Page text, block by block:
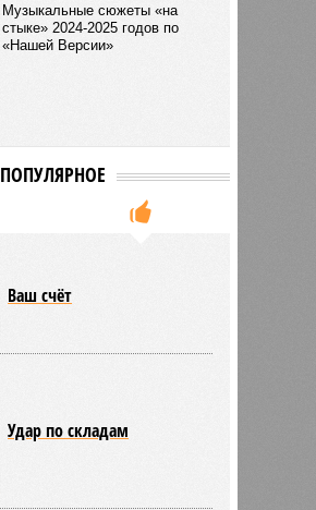
Музыкальные сюжеты «на
стыке» 2024-2025 годов по
«Нашей Версии»
ПОПУЛЯРНОЕ
Ваш счёт
Удар по складам